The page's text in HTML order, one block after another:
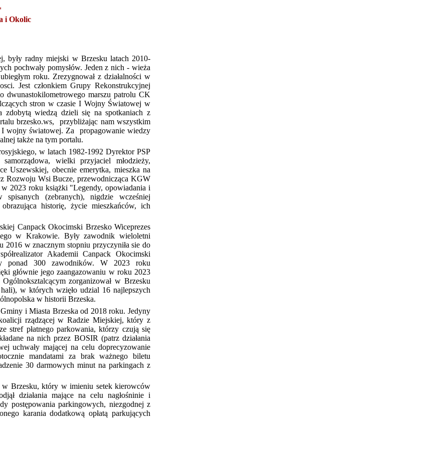
i Okolic
były radny miejski w Brzesku latach 2010-
pochwały pomysłów. Jeden z nich - wieża
roku. Zrezygnował z działalności w
Jest członkiem Grupy Rekonstrukcyjnej
dwunastokilometrowego marszu patrolu CK
stron w czasie I Wojny Światowej w
zdobytą wiedzą dzieli się na spotkaniach z
brzesko.ws, przybliżając nam wszystkim
I wojny światowej. Za propagowanie wiedzy
także na tym portalu.
w latach 1982-1992 Dyrektor PSP
wielki przyjaciel młodzieży,
Uszewskiej, obecnie emerytka, mieszka na
Rozwoju Wsi Bucze, przewodnicząca KGW
2023 roku książki "Legendy, opowiadania i
(zebranych), nigdzie wcześniej
historię, życie mieszkańców, ich
Canpack Okocimski Brzesko Wiceprezes
w Krakowie. Były zawodnik wieloletni
2016 w znacznym stopniu przyczyniła sie do
Akademii Canpack Okocimski
ponad 300 zawodników. W 2023 roku
głównie jego zaangazowaniu w roku 2023
zorganizował w Brzesku
w których wzięło udzial 16 najlepszych
w historii Brzeska.
i Miasta Brzeska od 2018 roku. Jedyny
rządzącej w Radzie Miejskiej, który z
stref płatnego parkowania, którzy czują się
na nich przez BOSIR (patrz działania
uchwały mającej na celu doprecyzowanie
mandatami za brak ważnego biletu
30 darmowych minut na parkingach z
w Brzesku, który w imieniu setek kierowców
działania mające na celu nagłośninie i
postępowania parkingowych, niezgodnej z
karania dodatkową opłatą parkujących